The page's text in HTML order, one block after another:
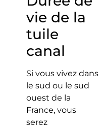
vie de la
tuile
canal
Si vous vivez dans
le sud ou le sud
ouest de la
France, vous
serez